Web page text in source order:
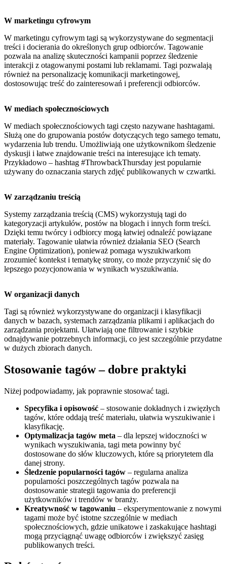
W marketingu cyfrowym
W marketingu cyfrowym tagi są wykorzystywane do segmentacji
treści i docierania do określonych grup odbiorców. Tagowanie
pozwala na analizę skuteczności kampanii poprzez śledzenie
interakcji z otagowanymi postami lub reklamami. Tagi pozwalają
również na personalizację komunikacji marketingowej,
dostosowując treść do zainteresowań i preferencji odbiorców.
W mediach społecznościowych
W mediach społecznościowych tagi często nazywane hashtagami.
Służą one do grupowania postów dotyczących tego samego tematu,
wydarzenia lub trendu. Umożliwiają one użytkownikom śledzenie
dyskusji i łatwe znajdowanie treści na interesujące ich tematy.
Przykładowo – hashtag #ThrowbackThursday jest popularnie
używany do oznaczania starych zdjęć publikowanych w czwartki.
W zarządzaniu treścią
Systemy zarządzania treścią (CMS) wykorzystują tagi do
kategoryzacji artykułów, postów na blogach i innych form treści.
Dzięki temu twórcy i odbiorcy mogą łatwiej odnaleźć powiązane
materiały. Tagowanie ułatwia również działania SEO (Search
Engine Optimization), ponieważ pomaga wyszukiwarkom
zrozumieć kontekst i tematykę strony, co może przyczynić się do
lepszego pozycjonowania w wynikach wyszukiwania.
W organizacji danych
Tagi są również wykorzystywane do organizacji i klasyfikacji
danych w bazach, systemach zarządzania plikami i aplikacjach do
zarządzania projektami. Ułatwiają one filtrowanie i szybkie
odnajdywanie potrzebnych informacji, co jest szczególnie przydatne
w dużych zbiorach danych.
Stosowanie tagów – dobre praktyki
Niżej podpowiadamy, jak poprawnie stosować tagi.
Specyfika i opisowość – stosowanie dokładnych i zwięzłych
tagów, które oddają treść materiału, ułatwia wyszukiwanie i
klasyfikację.
Optymalizacja tagów meta – dla lepszej widoczności w
wynikach wyszukiwania, tagi meta powinny być
dostosowane do słów kluczowych, które są priorytetem dla
danej strony.
Śledzenie popularności tagów – regularna analiza
popularności poszczególnych tagów pozwala na
dostosowanie strategii tagowania do preferencji
użytkowników i trendów w branży.
Kreatywność w tagowaniu – eksperymentowanie z nowymi
tagami może być istotne szczególnie w mediach
społecznościowych, gdzie unikatowe i zaskakujące hashtagi
mogą przyciągnąć uwagę odbiorców i zwiększyć zasięg
publikowanych treści.